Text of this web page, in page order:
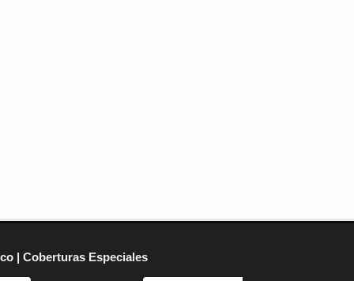
| Coberturas Especiales